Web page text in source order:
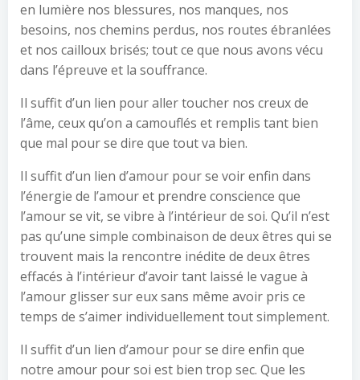
en lumière nos blessures, nos manques, nos
besoins, nos chemins perdus, nos routes ébranlées
et nos cailloux brisés; tout ce que nous avons vécu
dans l’épreuve et la souffrance.
Il suffit d’un lien pour aller toucher nos creux de
l’âme, ceux qu’on a camouflés et remplis tant bien
que mal pour se dire que tout va bien.
Il suffit d’un lien d’amour pour se voir enfin dans
l’énergie de l’amour et prendre conscience que
l’amour se vit, se vibre à l’intérieur de soi. Qu’il n’est
pas qu’une simple combinaison de deux êtres qui se
trouvent mais la rencontre inédite de deux êtres
effacés à l’intérieur d’avoir tant laissé le vague à
l’amour glisser sur eux sans même avoir pris ce
temps de s’aimer individuellement tout simplement.
Il suffit d’un lien d’amour pour se dire enfin que
notre amour pour soi est bien trop sec. Que les